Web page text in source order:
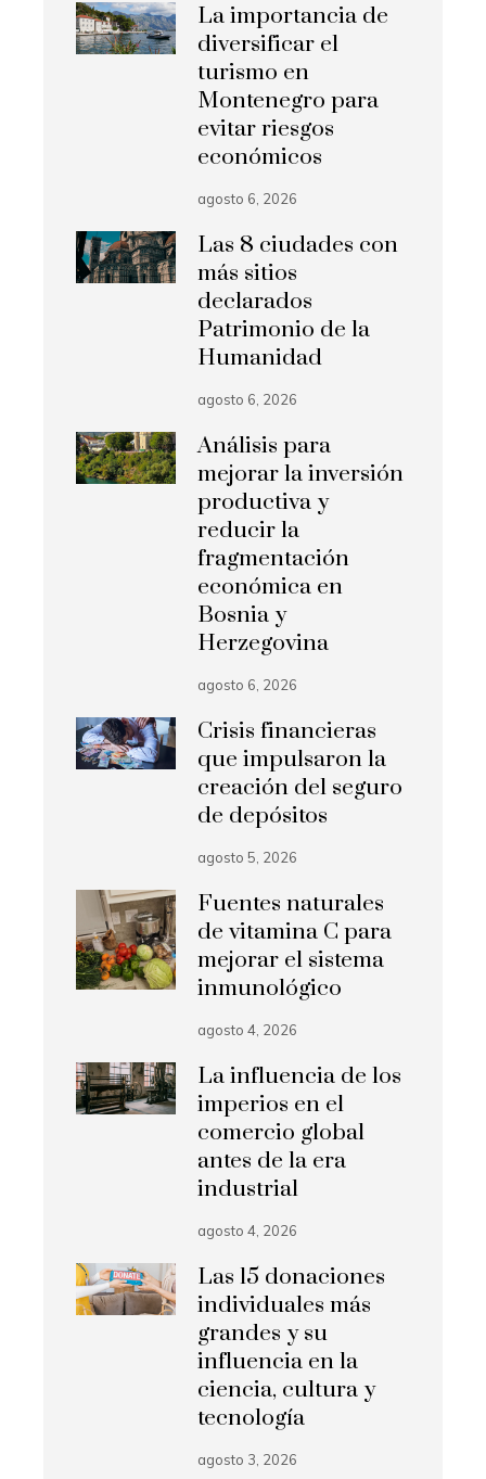
La importancia de
diversificar el
turismo en
Montenegro para
evitar riesgos
económicos
agosto 6, 2026
Las 8 ciudades con
más sitios
declarados
Patrimonio de la
Humanidad
agosto 6, 2026
Análisis para
mejorar la inversión
productiva y
reducir la
fragmentación
económica en
Bosnia y
Herzegovina
agosto 6, 2026
Crisis financieras
que impulsaron la
creación del seguro
de depósitos
agosto 5, 2026
Fuentes naturales
de vitamina C para
mejorar el sistema
inmunológico
agosto 4, 2026
La influencia de los
imperios en el
comercio global
antes de la era
industrial
agosto 4, 2026
Las 15 donaciones
individuales más
grandes y su
influencia en la
ciencia, cultura y
tecnología
agosto 3, 2026